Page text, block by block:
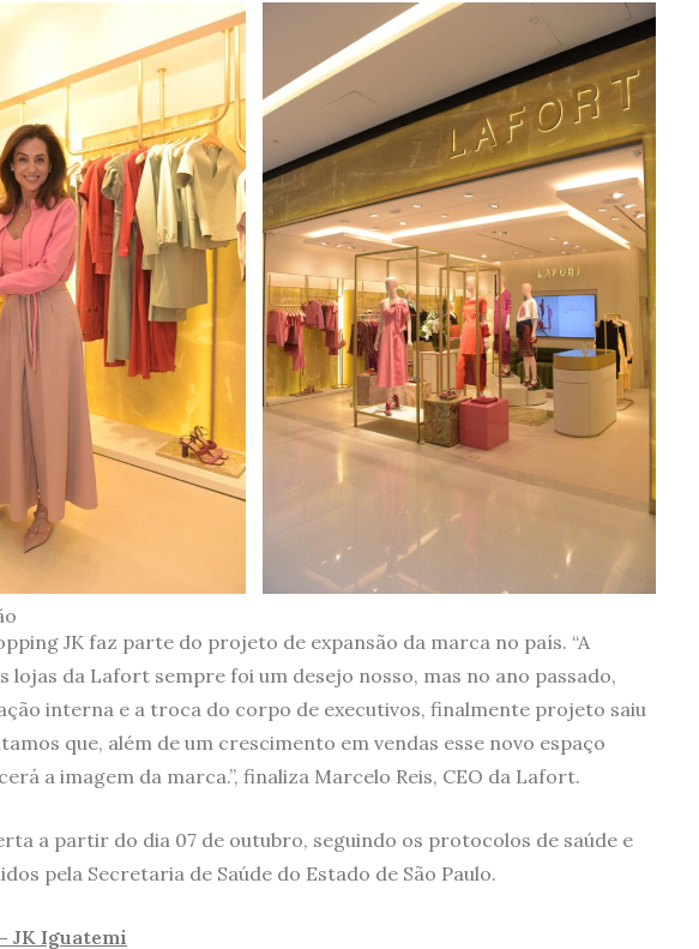
JK faz parte do projeto de expansão da marca no país. “A
lojas da Lafort sempre foi um desejo nosso, mas no ano passado,
interna e a troca do corpo de executivos, finalmente projeto saiu
que, além de um crescimento em vendas esse novo espaço
a imagem da marca.”, finaliza Marcelo Reis, CEO da Lafort.
a partir do dia 07 de outubro, seguindo os protocolos de saúde e
pela Secretaria de Saúde do Estado de São Paulo.
JK Iguatemi